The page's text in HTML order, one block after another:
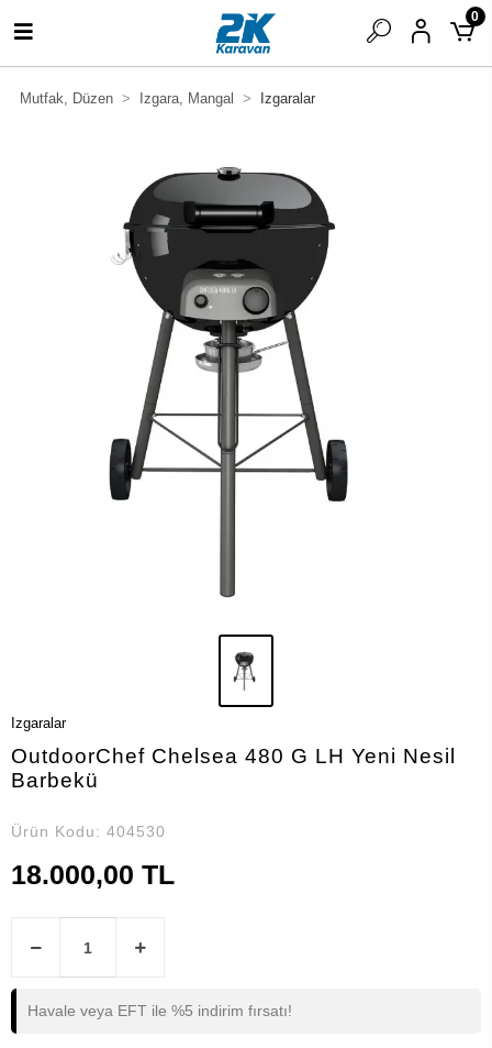
0
Mutfak, Düzen Izgara, Mangal Izgaralar
Izgaralar
OutdoorChef Chelsea 480 G LH Yeni Nesil
Barbekü
Ürün Kodu: 404530
18.000,00 TL
Havale veya EFT ile %5 indirim fırsatı!